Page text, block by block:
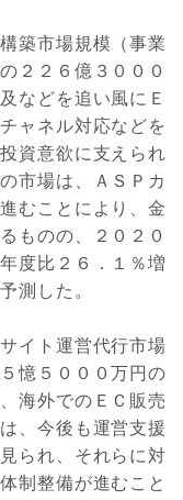
築市場規模（事業
２２６億３０００
などを追い風にＥ
ャネル対応などを
資意欲に支えられ
市場は、ＡＳＰカ
むことにより、金
ものの、２０２０
度比２６．１％増
測した。
イト運営代行市場
憶５０００万円の
海外でのＥＣ販売
、今後も運営支援
られ、それらに対
制整備が進むこと